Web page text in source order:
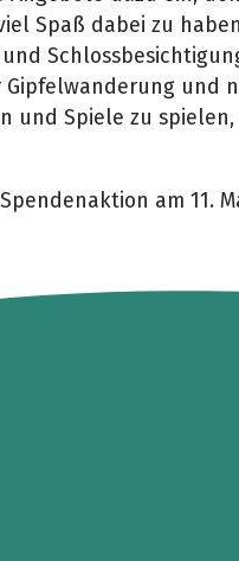
Spaß dabei zu
Gipfelwanderung und
und Spiele zu
am 11.